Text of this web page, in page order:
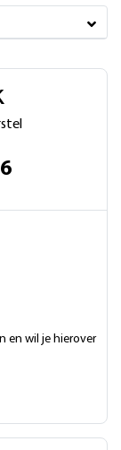
en wil je hierover